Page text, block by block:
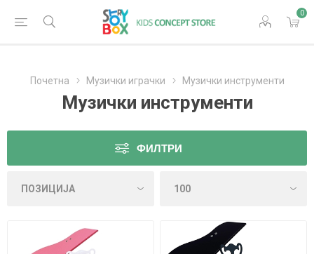
0
Почетна Музички играчки Музички инструменти
Музички инструменти
ФИЛТРИ